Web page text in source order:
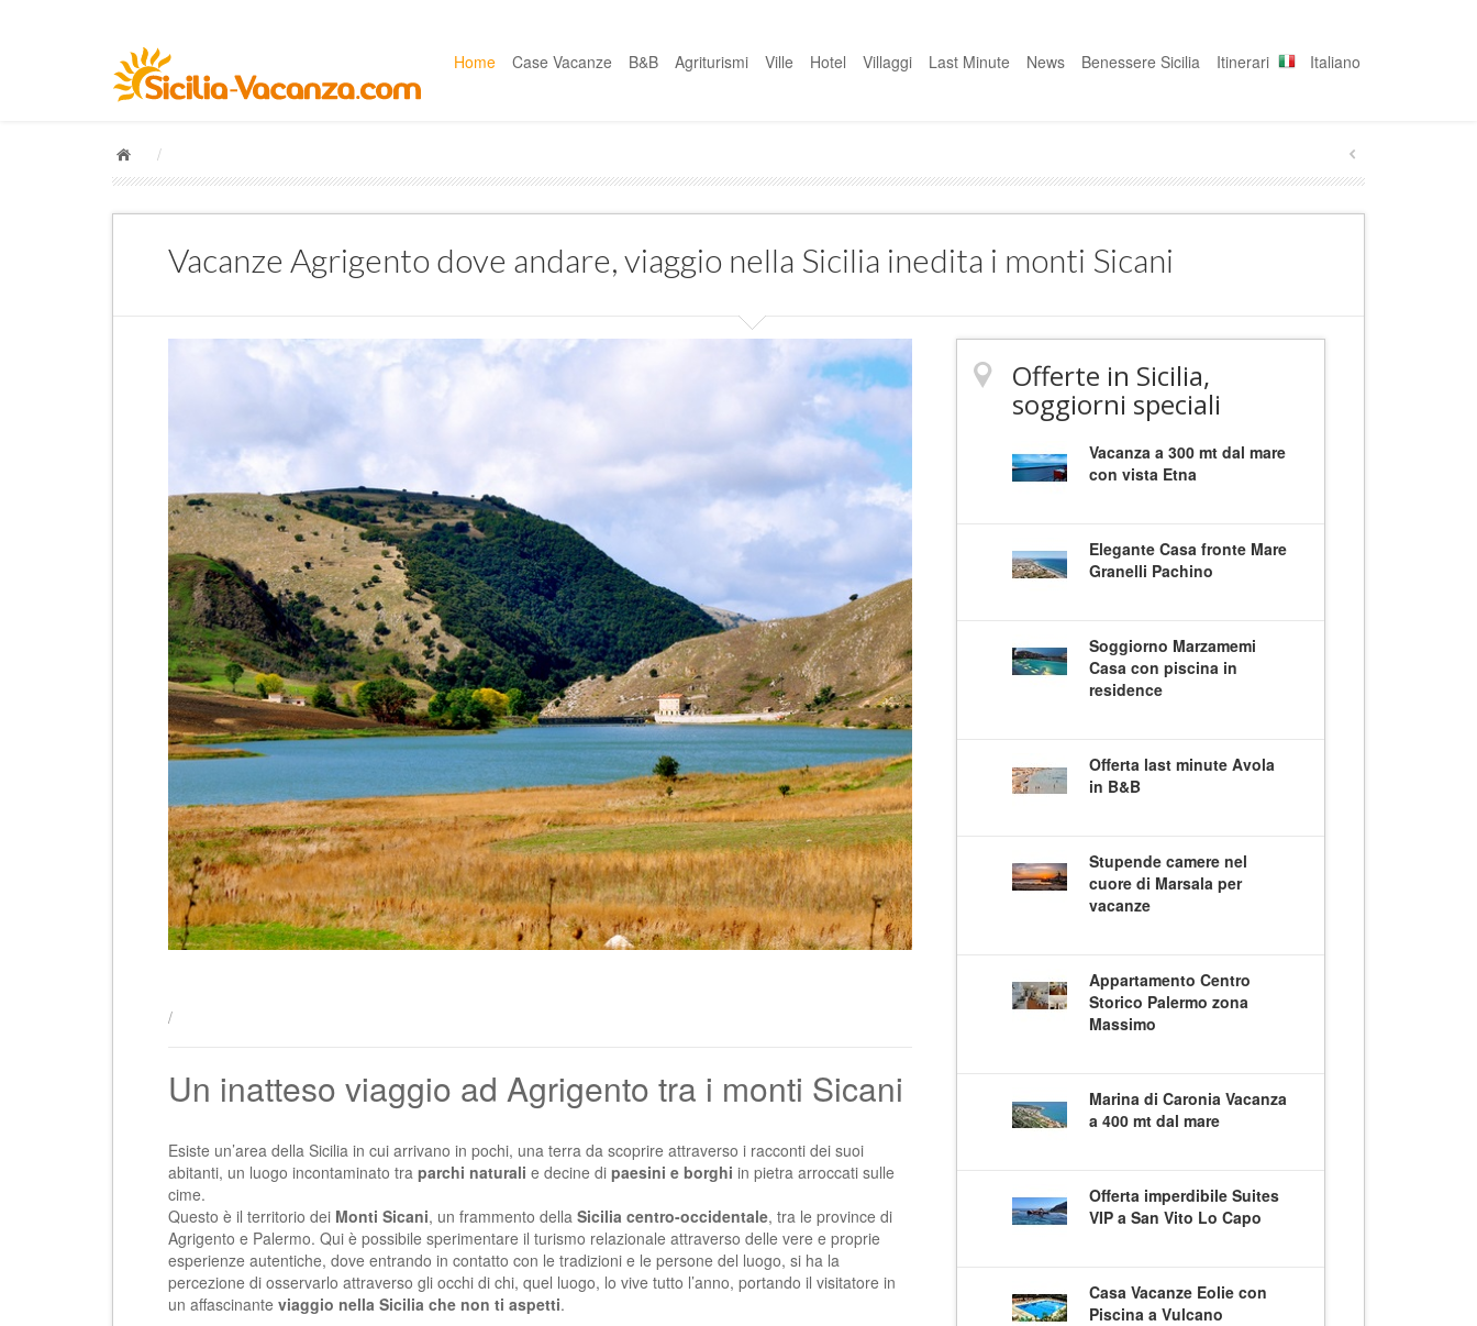
Home Case Vacanze B&B Agriturismi Ville Hotel Villaggi Last Minute News Benessere Sicilia Itinerari Italiano
/
Vacanze Agrigento dove andare, viaggio nella Sicilia inedita i monti Sicani
/
Un inatteso viaggio ad Agrigento tra i monti Sicani
Esiste un’area della Sicilia in cui arrivano in pochi, una terra da scoprire attraverso i racconti dei suoi
abitanti, un luogo incontaminato tra parchi naturali e decine di paesini e borghi in pietra arroccati sulle
cime.
Questo è il territorio dei Monti Sicani, un frammento della Sicilia centro-occidentale, tra le province di
Agrigento e Palermo. Qui è possibile sperimentare il turismo relazionale attraverso delle vere e proprie
esperienze autentiche, dove entrando in contatto con le tradizioni e le persone del luogo, si ha la
percezione di osservarlo attraverso gli occhi di chi, quel luogo, lo vive tutto l’anno, portando il visitatore in
un affascinante viaggio nella Sicilia che non ti aspetti.
Offerte in Sicilia,
soggiorni speciali
Vacanza a 300 mt dal mare
con vista Etna
Elegante Casa fronte Mare
Granelli Pachino
Soggiorno Marzamemi
Casa con piscina in
residence
Offerta last minute Avola
in B&B
Stupende camere nel
cuore di Marsala per
vacanze
Appartamento Centro
Storico Palermo zona
Massimo
Marina di Caronia Vacanza
a 400 mt dal mare
Offerta imperdibile Suites
VIP a San Vito Lo Capo
Casa Vacanze Eolie con
Piscina a Vulcano